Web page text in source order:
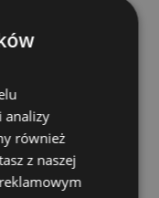
chatboty,
sms, web
edytor
drop), system
i bogaty
analizy
również
z naszej